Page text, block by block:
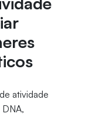
atividade